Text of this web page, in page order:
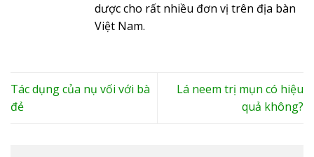
dược cho rất nhiều đơn vị trên địa bàn
Việt Nam.
Tác dụng của nụ vối với bà
đẻ
Lá neem trị mụn có hiệu
quả không?